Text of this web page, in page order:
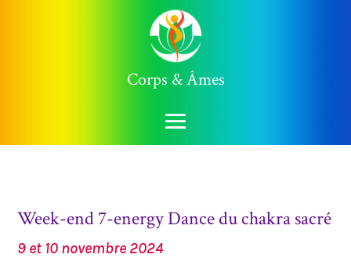
Corps & Âmes
Week-end 7-energy Dance du chakra sacré
9 et 10 novembre 2024